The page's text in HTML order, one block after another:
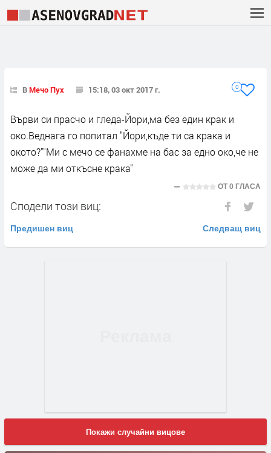
ВМечо Пух 15:18, 03 окт 2017 г. 0
Върви си прасчо и гледа-Йори,ма без един крак и
око.Веднага го попитал "Йори,къде ти са крака и
окото?""Ми с мечо се фанахме на бас за едно око,че не
може да ми откъсне крака"
ОТ0 ГЛАСА
Сподели този виц:
Предишен виц Следващ виц
Покажи случайни вицове